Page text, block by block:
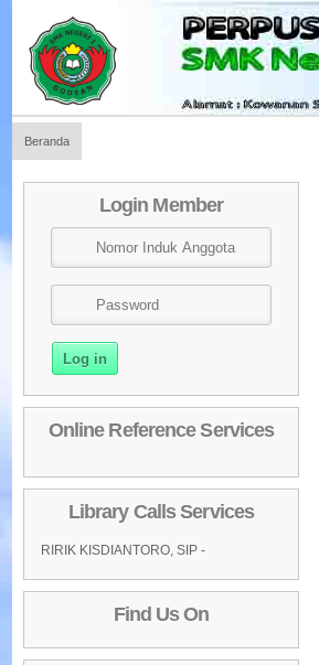
Beranda
Login Member
Online Reference Services
Library Calls Services
RIRIK KISDIANTORO, SIP -
Find Us On